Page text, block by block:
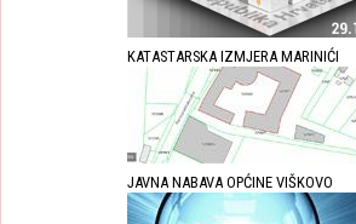
KATASTARSKA IZMJERA MARINIĆI
JAVNA NABAVA OPĆINE VIŠKOVO